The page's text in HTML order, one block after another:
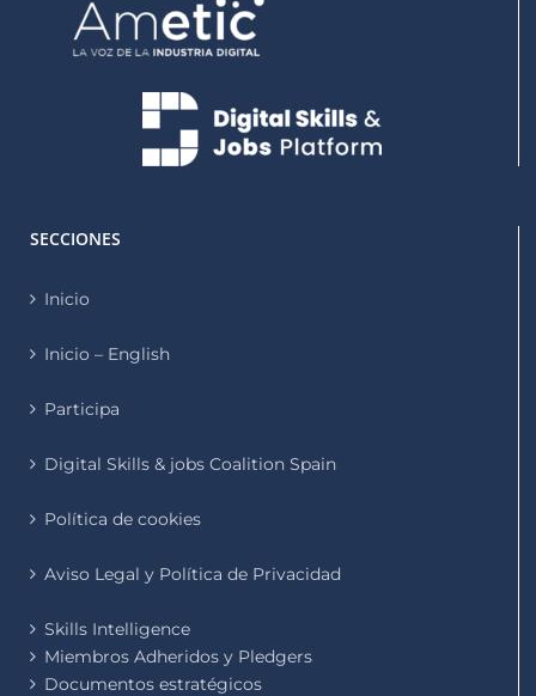
SECCIONES
Inicio
Inicio – English
Participa
Digital Skills & jobs Coalition Spain
Política de cookies
Aviso Legal y Política de Privacidad
Skills Intelligence
Miembros Adheridos y Pledgers
Documentos estratégicos